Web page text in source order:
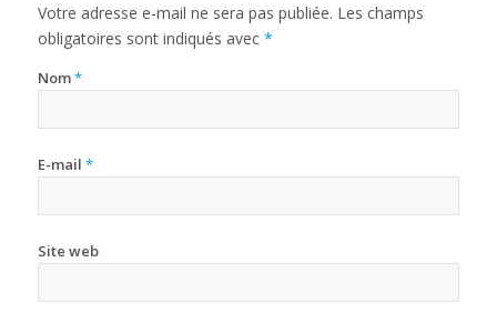
Votre adresse e-mail ne sera pas publiée. Les champs
obligatoires sont indiqués avec *
Nom*
E-mail *
Site web